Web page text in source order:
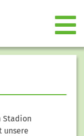
Stadion
unsere